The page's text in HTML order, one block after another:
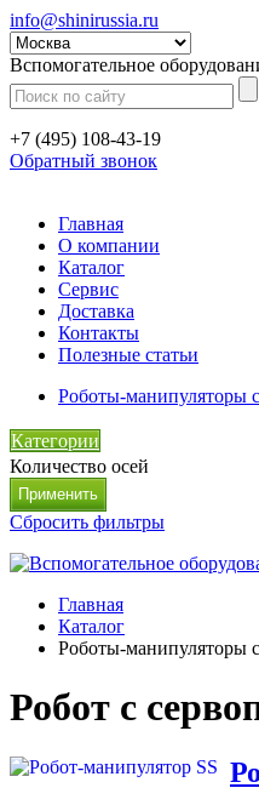
info@shinirussia.ru
Вспомогательное
+7 (495) 108-43-19
Обратный звонок
Главная
О компании
Каталог
Сервис
Доставка
Контакты
Полезные статьи
Роботы-манипуляторы
Категории
Количество осей
Сбросить фильтры
Главная
Каталог
Роботы-манипуляторы
Робот с